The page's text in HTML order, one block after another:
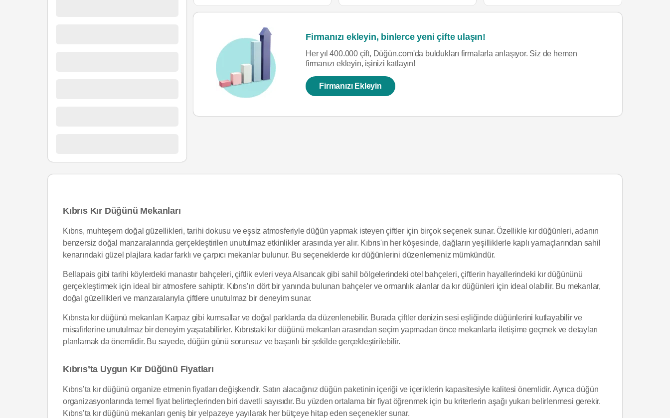
Firmanızı ekleyin, binlerce yeni çifte ulaşın!
Her yıl 400.000 çift, Düğün.com'da buldukları firmalarla anlaşıyor. Siz de hemen
firmanızı ekleyin, işinizi katlayın!
Firmanızı Ekleyin
Kıbrıs Kır Düğünü Mekanları
Kıbrıs, muhteşem doğal güzellikleri, tarihi dokusu ve eşsiz atmosferiyle düğün yapmak isteyen çiftler için birçok seçenek sunar. Özellikle kır düğünleri, adanın
benzersiz doğal manzaralarında gerçekleştirilen unutulmaz etkinlikler arasında yer alır. Kıbrıs'ın her köşesinde, dağların yeşilliklerle kaplı yamaçlarından sahil
kenarındaki güzel plajlara kadar farklı ve çarpıcı mekanlar bulunur. Bu seçeneklerde kır düğünlerini düzenlemeniz mümkündür.
Bellapais gibi tarihi köylerdeki manastır bahçeleri, çiftlik evleri veya Alsancak gibi sahil bölgelerindeki otel bahçeleri, çiftlerin hayallerindeki kır düğününü
gerçekleştirmek için ideal bir atmosfere sahiptir. Kıbrıs’ın dört bir yanında bulunan bahçeler ve ormanlık alanlar da kır düğünleri için ideal olabilir. Bu mekanlar,
doğal güzellikleri ve manzaralarıyla çiftlere unutulmaz bir deneyim sunar.
Kıbrısta kır düğünü mekanları Karpaz gibi kumsallar ve doğal parklarda da düzenlenebilir. Burada çiftler denizin sesi eşliğinde düğünlerini kutlayabilir ve
misafirlerine unutulmaz bir deneyim yaşatabilirler. Kıbrıstaki kır düğünü mekanları arasından seçim yapmadan önce mekanlarla iletişime geçmek ve detayları
planlamak da önemlidir. Bu sayede, düğün günü sorunsuz ve başarılı bir şekilde gerçekleştirilebilir.
Kıbrıs’ta Uygun Kır Düğünü Fiyatları
Kıbrıs’ta kır düğünü organize etmenin fiyatları değişkendir. Satın alacağınız düğün paketinin içeriği ve içeriklerin kapasitesiyle kalitesi önemlidir. Ayrıca düğün
organizasyonlarında temel fiyat belirteçlerinden biri davetli sayısıdır. Bu yüzden ortalama bir fiyat öğrenmek için bu kriterlerin aşağı yukarı belirlenmesi gerekir.
Kıbrıs’ta kır düğünü mekanları geniş bir yelpazeye yayılarak her bütçeye hitap eden seçenekler sunar.